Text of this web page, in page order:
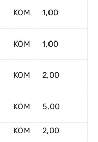
KOM 1,00
KOM 1,00
KOM 2,00
KOM 5,00
KOM
2,00